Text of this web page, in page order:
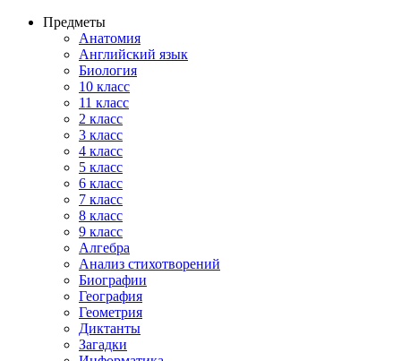
Предметы
Анатомия
Английский язык
Биология
10 класс
11 класс
2 класс
3 класс
4 класс
5 класс
6 класс
7 класс
8 класс
9 класс
Алгебра
Анализ стихотворений
Биографии
География
Геометрия
Диктанты
Загадки